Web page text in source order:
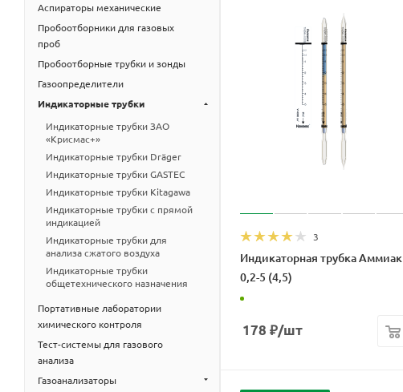
3
Индикаторная трубка Аммиак
0,2-5 (4,5)
178 ₽/шт
Аспираторы механические
Пробоотборники для газовых
проб
Пробоотборные трубки и зонды
Газоопределители
Индикаторные трубки
Индикаторные трубки ЗАО
«Крисмас+»
Индикаторные трубки Dräger
Индикаторные трубки GASTEC
Индикаторные трубки Kitagawa
Индикаторные трубки с прямой
индикацией
Индикаторные трубки для
анализа сжатого воздуха
Индикаторные трубки
общетехнического назначения
Портативные лаборатории
химического контроля
Тест-системы для газового
анализа
Газоанализаторы